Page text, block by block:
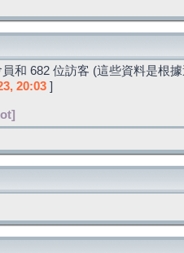
和 682 位訪客 (這些資料是根
20:03 ]